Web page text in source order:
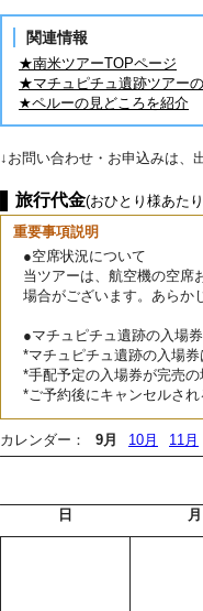
関連情報
★南米ツアーTOPページ
★マチュピチュ遺跡ツアー
★ペルーの見どころを紹介
↓お問い合わせ・お申込みは、
旅行代金(おひとり様あた
重要事項説明
●空席状況について
当ツアーは、航空機の空席
場合がございます。あらか
●マチュピチュ遺跡の入場
*マチュピチュ遺跡の入場
*手配予定の入場券が完売
*ご予約後にキャンセルさ
カレンダー： 9月 10月 11月
日 月